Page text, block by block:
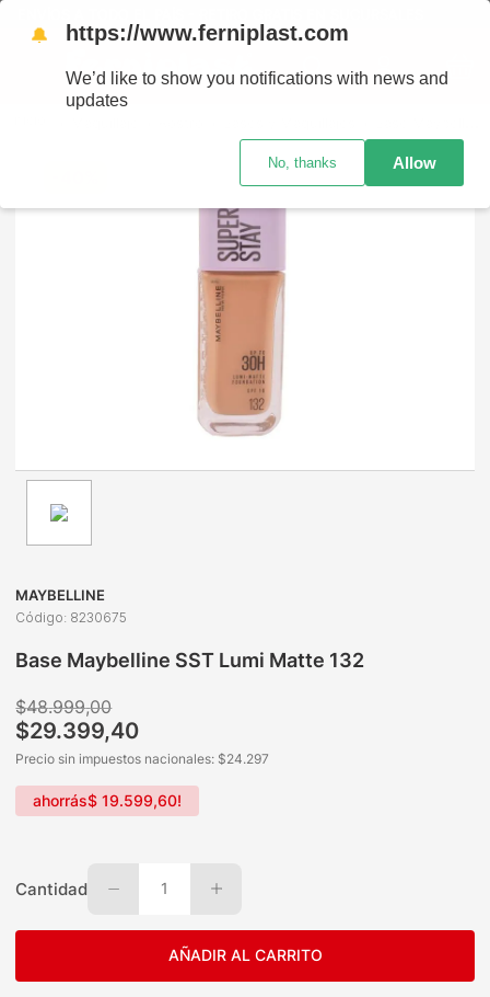
MAYBELLINE
Código: 8230675
Base Maybelline SST Lumi Matte 132
$48.999,00
$29.399,40
Precio sin impuestos nacionales: $24.297
ahorrás$ 19.599,60!
Cantidad 1
AÑADIR AL CARRITO
🔔 https://www.ferniplast.com
We’d like to show you notifications with news and
updates
No, thanks Allow